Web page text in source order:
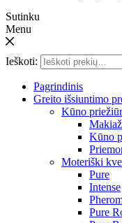
Sutinku
Menu
Ieškoti:
Pagrindinis
Greito išsiuntimo
Kūno
Kūno
Moteriški
Pure
Intense
Pure